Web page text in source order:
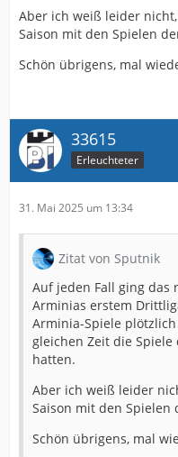
Aber ich weiß leider
Saison mit den Spielen
Schön übrigens, mal
33615
Erleuchteter
31. Mai 2025 um 13:34
Zitat von Sputnik
Auf jeden Fall ging das
Arminias erstem
Arminia-Spiele
gleichen Zeit die Spiele
hatten.
Aber ich weiß leider
Saison mit den Spielen
Schön übrigens, mal